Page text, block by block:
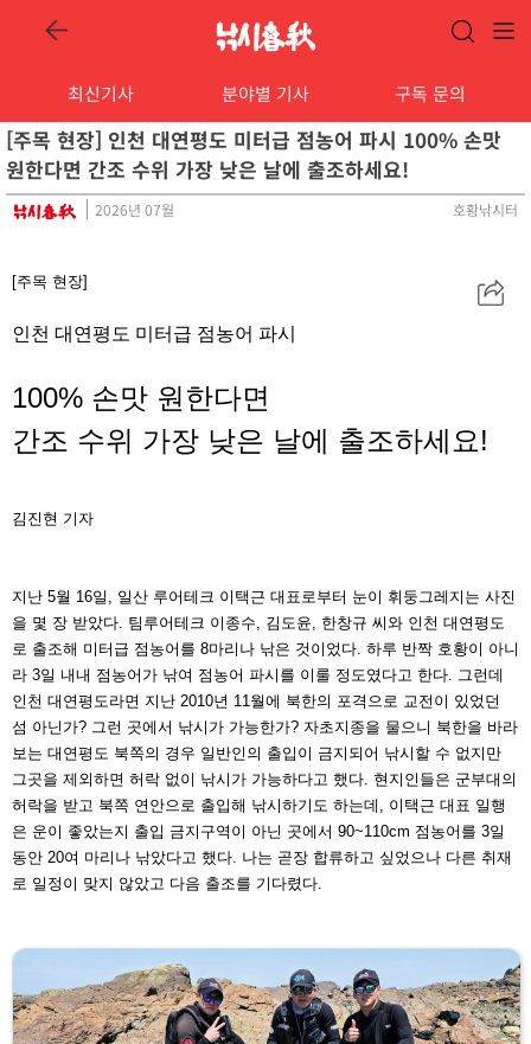
최신기사 분야별 기사 구독 문의
[주목 현장] 인천 대연평도 미터급 점농어 파시 100% 손맛
원한다면 간조 수위 가장 낮은 날에 출조하세요!
2026년 07월 호황낚시터
공
유
[주목 현장]
인천 대연평도 미터급 점농어 파시
100% 손맛 원한다면
간조 수위 가장 낮은 날에 출조하세요!
김진현 기자
지난 5월 16일, 일산 루어테크 이택근 대표로부터 눈이 휘 둥그레지는 사진
을 몇 장 받았다. 팀루어테크 이종수, 김도 윤, 한창규 씨와 인천 대연평도
로 출조해 미터급 점농어를 8마리나 낚은 것이었다. 하루 반짝 호황이 아니
라 3일 내내 점농어가 낚여 점농어 파시를 이룰 정도였다고 한다.
그런데
인천 대연평도라면 지난 2010년 11월에 북한의 포격으로 교전이 있었던
섬 아닌가? 그런 곳에서 낚시가 가능한가? 자초지종을 물으니 북한을 바라
보는 대연평도 북쪽의 경우 일반인의 출입이 금지되어 낚시할 수 없지만
그곳을 제외하면 허락 없이 낚시가 가능하다고 했다. 현지인들은 군부대의
허락을 받고 북쪽 연안으로 출입해 낚시하기도 하는데, 이택근 대표 일행
은 운이 좋았는지 출입 금지구역 이 아닌 곳에서 90~110cm 점농어를 3일
동안 20여 마리 나 낚았다고 했다. 나는 곧장 합류하고 싶었으나 다른 취재
로 일정이 맞지 않았고 다음 출조를 기다렸다.